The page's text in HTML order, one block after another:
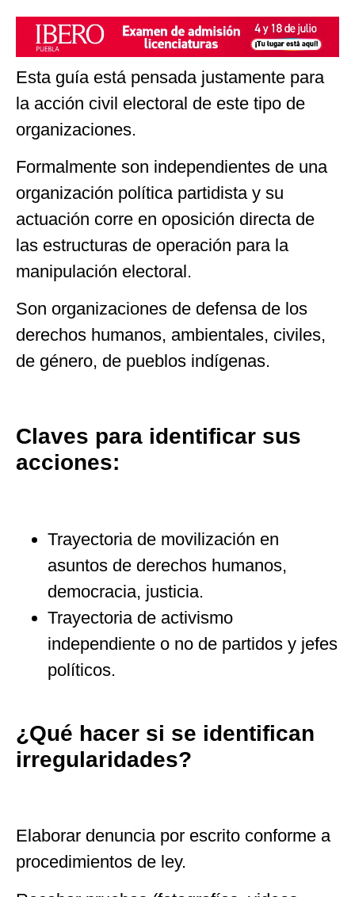
Esta guía está pensada justamente para
la acción civil electoral de este tipo de
organizaciones.
Formalmente son independientes de una
organización política partidista y su
actuación corre en oposición directa de
las estructuras de operación para la
manipulación electoral.
Son organizaciones de defensa de los
derechos humanos, ambientales, civiles,
de género, de pueblos indígenas.
Claves para identificar sus
acciones:
Trayectoria de movilización en
asuntos de derechos humanos,
democracia, justicia.
Trayectoria de activismo
independiente o no de partidos y jefes
políticos.
¿Qué hacer si se identifican
irregularidades?
Elaborar denuncia por escrito conforme a
procedimientos de ley.